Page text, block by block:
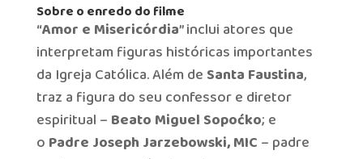
Sobre o enredo do filme
“Amor e Misericórdia” inclui atores que
interpretam figuras históricas importantes
da Igreja Católica. Além de Santa Faustina,
traz a figura do seu confessor e diretor
espiritual – Beato Miguel Sopoćko; e
o Padre Joseph Jarzebowski, MIC – padre